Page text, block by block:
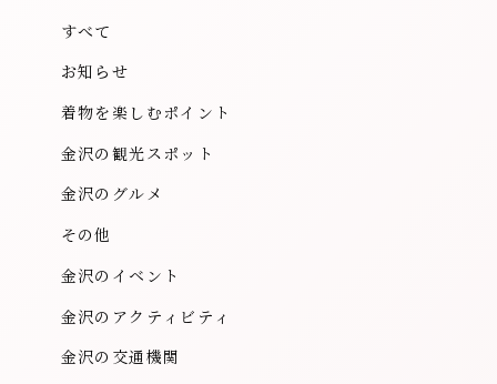
すべて
お知らせ
着物を楽しむポイント
金沢の観光スポット
金沢のグルメ
その他
金沢のイベント
金沢のアクティビティ
金沢の交通機関